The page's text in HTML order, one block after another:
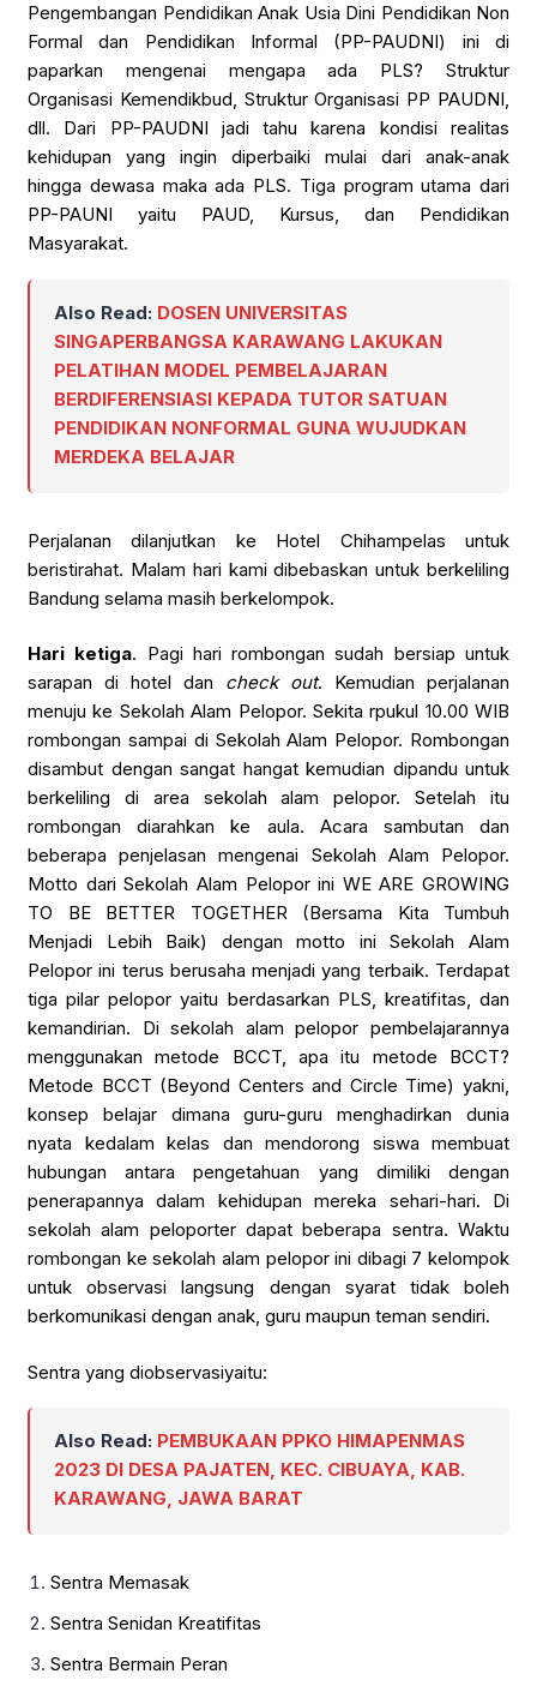
Pengembangan Pendidikan Anak Usia Dini Pendidikan Non
Formal dan Pendidikan Informal (PP-PAUDNI) ini di
paparkan mengenai mengapa ada PLS? Struktur
Organisasi Kemendikbud, Struktur Organisasi PP PAUDNI,
dll. Dari PP-PAUDNI jadi tahu karena kondisi realitas
kehidupan yang ingin diperbaiki mulai dari anak-anak
hingga dewasa maka ada PLS. Tiga program utama dari
PP-PAUNI yaitu PAUD, Kursus, dan Pendidikan
Masyarakat.
Also Read: DOSEN UNIVERSITAS
SINGAPERBANGSA KARAWANG LAKUKAN
PELATIHAN MODEL PEMBELAJARAN
BERDIFERENSIASI KEPADA TUTOR SATUAN
PENDIDIKAN NONFORMAL GUNA WUJUDKAN
MERDEKA BELAJAR
Perjalanan dilanjutkan ke Hotel Chihampelas untuk
beristirahat. Malam hari kami dibebaskan untuk berkeliling
Bandung selama masih berkelompok.
Hari ketiga. Pagi hari rombongan sudah bersiap untuk
sarapan di hotel dan check out. Kemudian perjalanan
menuju ke Sekolah Alam Pelopor. Sekita rpukul 10.00 WIB
rombongan sampai di Sekolah Alam Pelopor. Rombongan
disambut dengan sangat hangat kemudian dipandu untuk
berkeliling di area sekolah alam pelopor. Setelah itu
rombongan diarahkan ke aula. Acara sambutan dan
beberapa penjelasan mengenai Sekolah Alam Pelopor.
Motto dari Sekolah Alam Pelopor ini WE ARE GROWING
TO BE BETTER TOGETHER (Bersama Kita Tumbuh
Menjadi Lebih Baik) dengan motto ini Sekolah Alam
Pelopor ini terus berusaha menjadi yang terbaik. Terdapat
tiga pilar pelopor yaitu berdasarkan PLS, kreatifitas, dan
kemandirian. Di sekolah alam pelopor pembelajarannya
menggunakan metode BCCT, apa itu metode BCCT?
Metode BCCT (Beyond Centers and Circle Time) yakni,
konsep belajar dimana guru-guru menghadirkan dunia
nyata kedalam kelas dan mendorong siswa membuat
hubungan antara pengetahuan yang dimiliki dengan
penerapannya dalam kehidupan mereka sehari-hari. Di
sekolah alam peloporter dapat beberapa sentra. Waktu
rombongan ke sekolah alam pelopor ini dibagi 7 kelompok
untuk observasi langsung dengan syarat tidak boleh
berkomunikasi dengan anak, guru maupun teman sendiri.
Sentra yang diobservasiyaitu:
Also Read: PEMBUKAAN PPKO HIMAPENMAS
2023 DI DESA PAJATEN, KEC. CIBUAYA, KAB.
KARAWANG, JAWA BARAT
Sentra Memasak
Sentra Senidan Kreatifitas
Sentra Bermain Peran